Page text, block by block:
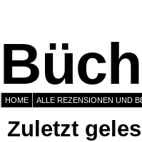
HOME ALLE REZENSIONEN UND
Zuletzt